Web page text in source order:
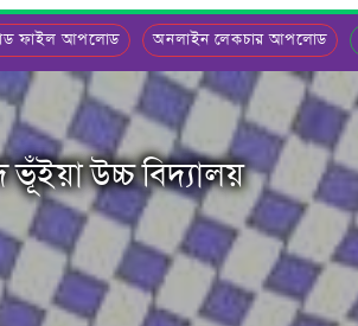
ফাইল আপলোড অনলাইন লেকচার আপলোড
উচ্চ বিদ্যালয়